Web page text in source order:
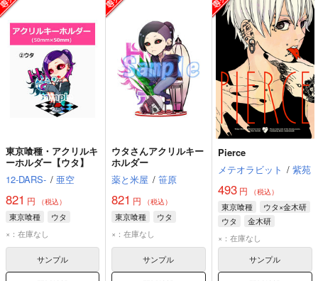
東京喰種・アクリルキ
ーホルダー【ウタ】
12-DARS- / 亜空
821 円 （税込）
東京喰種
ウタ
×：在庫なし
サンプル
ウタさんアクリルキー
ホルダー
薬と米屋 / 笹原
821 円 （税込）
東京喰種
ウタ
×：在庫なし
サンプル
Pierce
メテオラビット / 紫苑
493円 （税込）
東京喰種
ウタ×金木研
ウタ
金木研
×：在庫なし
サンプル